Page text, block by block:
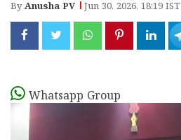
ByAnusha PV Jun 30, 2026, 18:19 IST
Whatsapp Group